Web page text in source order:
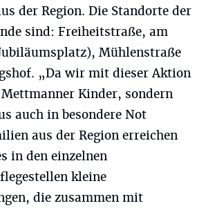
der Region. Die Standorte der
sind: Freiheitstraße, am
Mühlenstraße
„Da wir mit dieser Aktion
Kinder, sondern
auch in besondere Not
aus der Region erreichen
in den einzelnen
kleine
die zusammen mit